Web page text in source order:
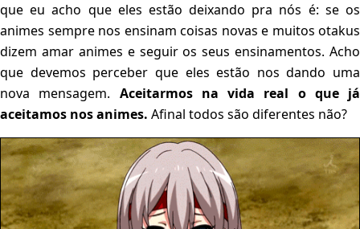
que eu acho que eles estão deixando pra nós é: se os
animes sempre nos ensinam coisas novas e muitos otakus
dizem amar animes e seguir os seus ensinamentos. Acho
que devemos perceber que eles estão nos dando uma
nova mensagem. Aceitarmos na vida real o que já
aceitamos nos animes. Afinal todos são diferentes não?